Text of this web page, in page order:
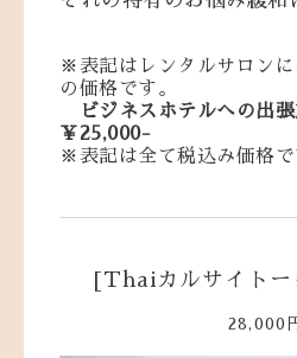
※表記はレンタルサロン
の価格です。
ビジネスホテルへの出
￥25,000-
※表記は全て税込み価格で
[Thaiカルサイト
28,000